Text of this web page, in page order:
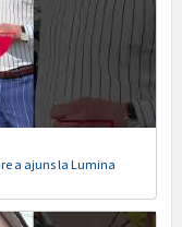
a ajuns la Lumina